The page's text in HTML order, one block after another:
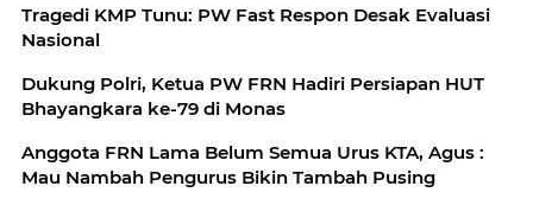
Tragedi KMP Tunu: PW Fast Respon Desak Evaluasi
Nasional
Dukung Polri, Ketua PW FRN Hadiri Persiapan HUT
Bhayangkara ke-79 di Monas
Anggota FRN Lama Belum Semua Urus KTA, Agus :
Mau Nambah Pengurus Bikin Tambah Pusing